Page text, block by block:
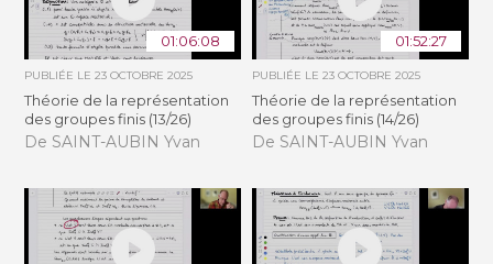
01:06:08
PUBLIÉE LE23 OCTOBRE 2025
Théorie de la représentation
des groupes finis (13/26)
De SAINT-AUBIN Yvan
01:52:27
PUBLIÉE LE 23 OCTOBRE 2025
Théorie de la représentation
des groupes finis (14/26)
De SAINT-AUBIN Yvan